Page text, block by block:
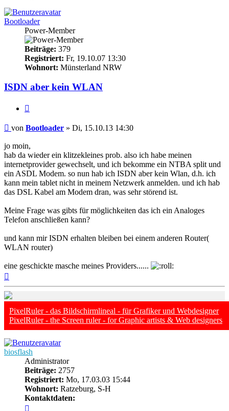
Bootloader
Power-Member
Beiträge: 379
Registriert: Fr, 19.10.07 13:30
Wohnort: Münsterland NRW
ISDN aber kein WLAN
Beitrag
von Bootloader » Di, 15.10.13 14:30
jo moin,
hab da wieder ein klitzekleines prob. also ich habe meinen
internetprovider gewechselt, und ich bekomme ein NTBA split und
ein ASDL Modem. so nun hab ich ISDN aber kein Wlan, d.h. ich
kann mein tablet nicht in meinem Netzwerk anmelden. und ich hab
das DSL Kabel am Modem dran, was sehr störend ist.
Meine Frage was gibts für möglichkeiten das ich ein Analoges
Telefon anschließen kann?
und kann mir ISDN erhalten bleiben bei einem anderen Router(
WLAN router)
eine geschickte masche meines Providers......
PixelRuler - das Bildschirmlineal - für Grafiker und Webdesigner
PixelRuler - the Screen ruler - for Graphic artists & Web designers
biosflash
Administrator
Beiträge: 2757
Registriert: Mo, 17.03.03 15:44
Wohnort: Ratzeburg, S-H
Kontaktdaten: